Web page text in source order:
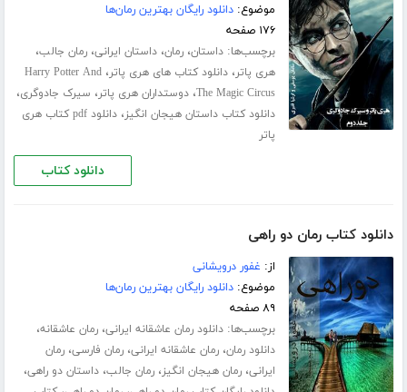
موضوع:دانلود رایگان بهترین رمان‌ها
۱۷۶ صفحه
برچسب‌ها:داستان،رمان،داستان ایرانی،رمان جالب،
هری پاتر،دانلود کتاب های هری پاتر،Harry Potter And
The Magic Circus،دوستداران هری پاتر، سیرک جادوگری،
دانلود کتاب داستان هیجان انگیز،
دانلود pdf کتاب هری
پاتر
دانلود کتاب
دانلود کتاب رمان دو راهی
از: غفور درویشانی
موضوع:دانلود رایگان بهترین رمان‌ها
۸۹ صفحه
برچسب‌ها:دانلود رمان عاشقانه ایرانی،رمان عاشقانه،
دانلود رمان،رمان عاشقانه ایرانی،رمان فارسی،رمان
ایرانی،رمان هیجان انگیز،رمان جالب،داستان دو راهی،